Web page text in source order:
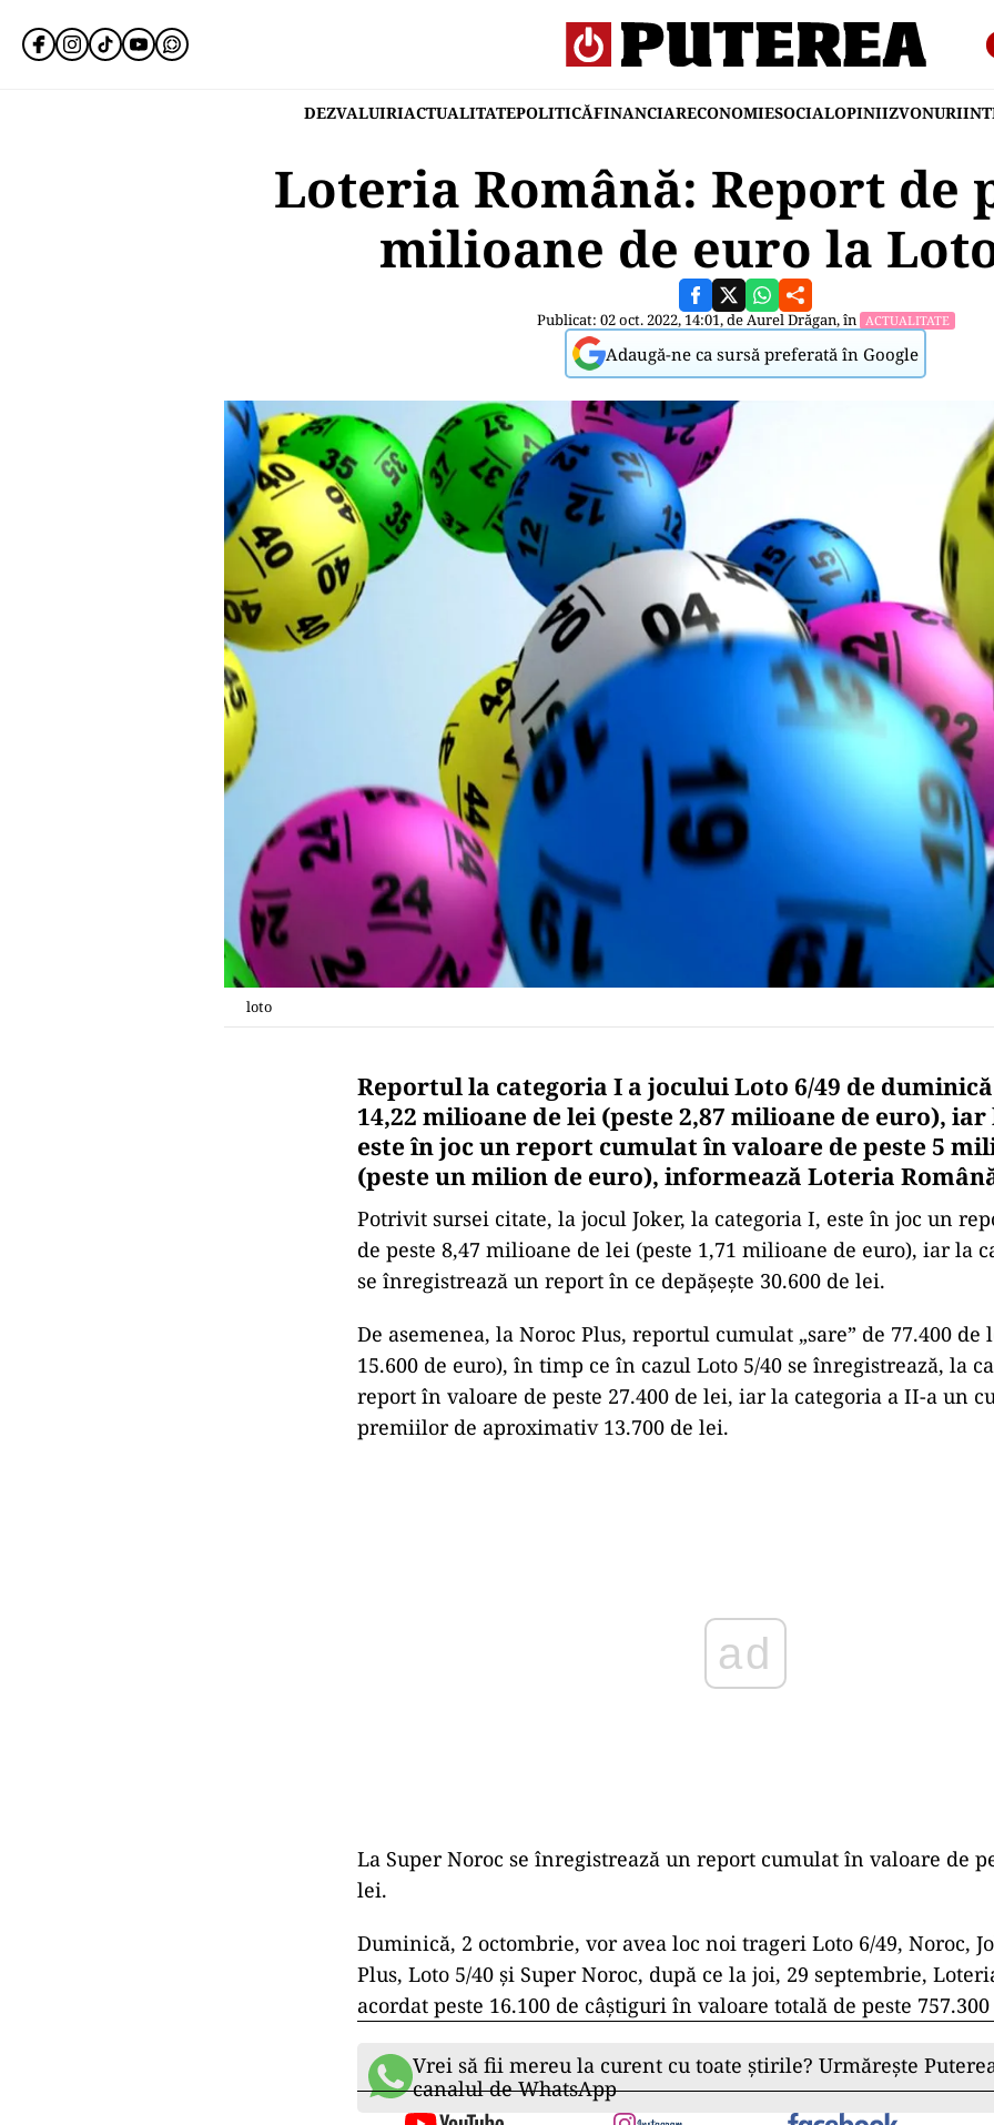
DEZVALUIRIACTUALITATEPOLITICĂFINANCIARECONOMIESOCIALOPINIIZVONURI
Loteria Română: Report de
milioane de euro la
Publicat: 02 oct. 2022, 14:01, deAurel Drăgan, în ACTUALITATE
Adaugă-ne ca sursă preferată în Google
loto
Reportul la categoria I a jocului Loto 6/49 de
14,22 milioane de lei (peste 2,87 milioane de euro),
este în joc un report cumulat în valoare de peste 5
(peste un milion de euro), informează Loteria
Potrivit sursei citate, la jocul Joker, la categoria I, este în joc un
de peste 8,47 milioane de lei (peste 1,71 milioane de euro), iar la
se înregistrează un report în ce depăşeşte 30.600 de lei.
De asemenea, la Noroc Plus, reportul cumulat „sare” de 77.400 de
15.600 de euro), în timp ce în cazul Loto 5/40 se înregistrează, la
report în valoare de peste 27.400 de lei, iar la categoria a II-a un
premiilor de aproximativ 13.700 de lei.
La Super Noroc se înregistrează un report cumulat în valoare de
lei.
Duminică, 2 octombrie, vor avea loc noi trageri Loto 6/49, Noroc,
Plus, Loto 5/40 şi Super Noroc, după ce la joi, 29 septembrie,
acordat peste 16.100 de câştiguri în valoare totală de peste
Vrei să fii mereu la curent cu toate știrile? Urmărește
canalul de WhatsApp